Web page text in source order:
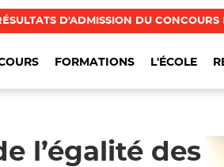
D'ADMISSION DU
FORMATIONS L'ÉCOLE
l’égalité des